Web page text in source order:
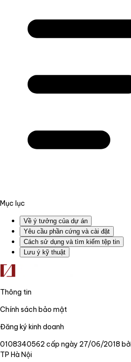
Mục lục
Về ý tưởng của dự án
Yêu cầu phần cứng và cài đặt
Cách sử dụng và tìm kiếm tệp tin
Lưu ý kỹ thuật
Thông tin
Chính sách bảo mật
Đăng ký kinh doanh
0108340562 cấp ngày 27/06/2018
TP Hà Nội